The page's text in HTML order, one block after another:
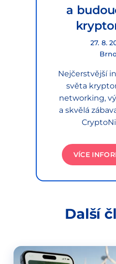
a
27. 8.
Nejčerstvější
světa
networking,
a skvělá
VÍCE
Další